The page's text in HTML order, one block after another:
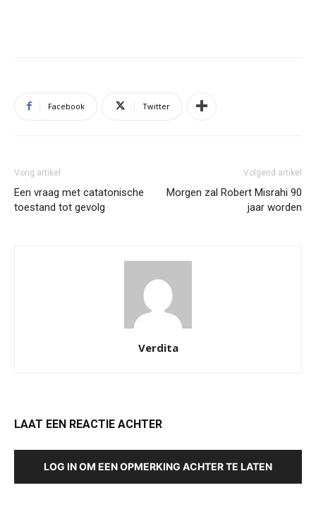
Facebook Twitter
Vorig artikel
Een vraag met catatonische
toestand tot gevolg
Volgend artikel
Morgen zal Robert Misrahi 90
jaar worden
Verdita
LAAT EEN REACTIE ACHTER
LOG IN OM EEN OPMERKING ACHTER TE LATEN